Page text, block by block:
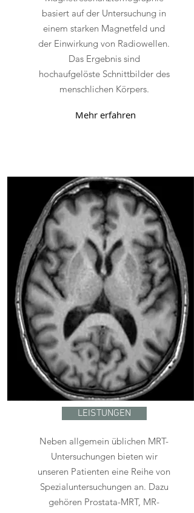
basiert auf der Untersuchung in
einem starken Magnetfeld und
der Einwirkung von Radiowellen.
Das Ergebnis sind
hochaufgelöste Schnittbilder des
menschlichen Körpers.
Mehr erfahren
LEISTUNGEN
Neben allgemein üblichen MRT-
Untersuchungen bieten wir
unseren Patienten eine Reihe von
Spezialuntersuchungen an. Dazu
gehören Prostata-MRT, MR-